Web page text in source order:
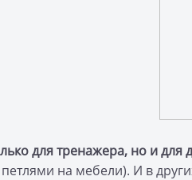
для тренажера, но и для
на мебели). И в